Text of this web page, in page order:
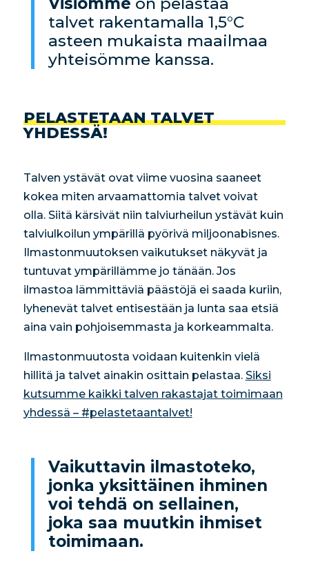
talvet rakentamalla 1,5°C
asteen mukaista maailmaa
yhteisömme kanssa.
PELASTETAAN TALVET
YHDESSÄ!
Talven ystävät ovat viime vuosina saaneet
kokea miten arvaamattomia talvet voivat
olla. Siitä kärsivät niin talviurheilun ystävät kuin
talviulkoilun ympärillä pyörivä miljoonabisnes.
Ilmastonmuutoksen vaikutukset näkyvät ja
tuntuvat ympärillämme jo tänään. Jos
ilmastoa lämmittäviä päästöjä ei saada kuriin,
lyhenevät talvet entisestään ja lunta saa etsiä
aina vain pohjoisemmasta ja korkeammalta.
Ilmastonmuutosta voidaan kuitenkin vielä
hillitä ja talvet ainakin osittain pelastaa. Siksi
kutsumme kaikki talven rakastajat toimimaan
yhdessä – #pelastetaantalvet!
Vaikuttavin ilmastoteko,
jonka yksittäinen ihminen
voi tehdä on sellainen,
joka saa muutkin ihmiset
toimimaan.